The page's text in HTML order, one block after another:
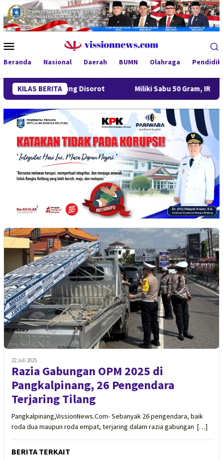
Loncat
ke
konten
Mobile
Beranda Nasional Daerah BUMN Olahraga
KILAS BERITA
Disorot Miliki Sabu 50 Gram, IRT di
22 Juli 2025
Razia Gabungan OPM 2025 di
Pangkalpinang, 26 Pengendara
Terjaring Tilang
Pangkalpinang,VissionNews.Com- Sebanyak 26 pengendara, baik
roda dua maupun roda empat, terjaring dalam razia gabungan […]
BERITA TERKAIT